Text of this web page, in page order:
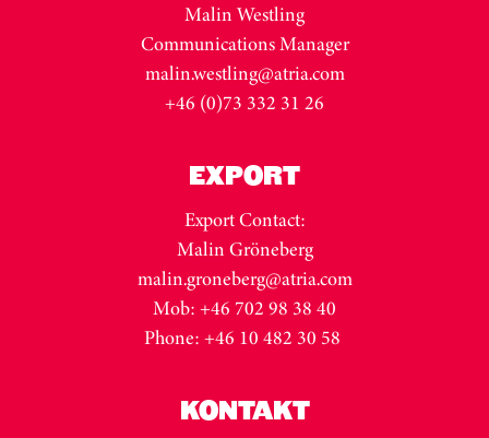
Malin Westling
Communications Manager
malin.westling@atria.com
+46 (0)73 332 31 26
EXPORT
Export Contact:
Malin Gröneberg
malin.groneberg@atria.com
Mob: +46 702 98 38 40
Phone: +46 10 482 30 58
KONTAKT